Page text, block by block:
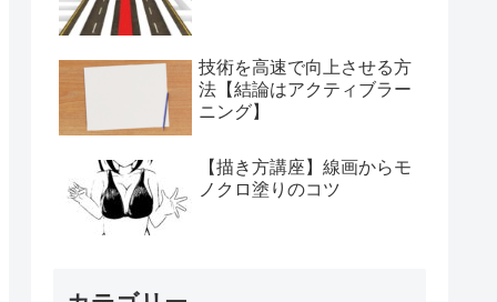
技術を高速で向上させる方
法【結論はアクティブラー
ニング】
【描き方講座】線画からモ
ノクロ塗りのコツ